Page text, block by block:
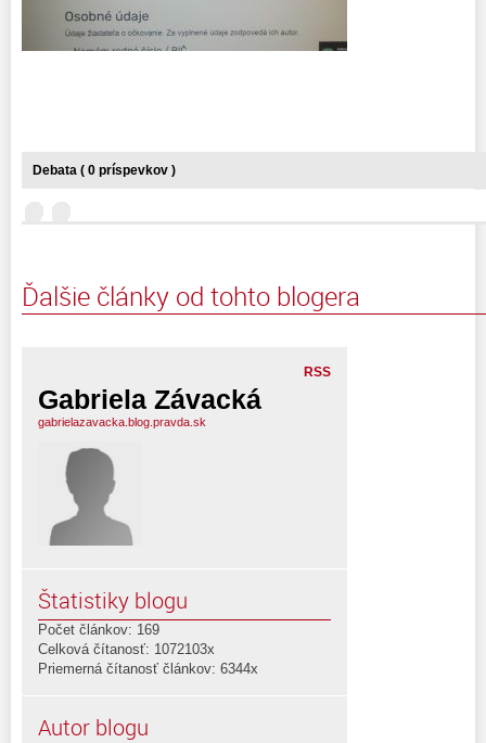
Debata ( 0 príspevkov )
Ďalšie články od tohto blogera
RSS
Gabriela Závacká
gabrielazavacka.blog.pravda.sk
Štatistiky blogu
Počet článkov: 169
Celková čítanosť: 1072103x
Priemerná čítanosť článkov: 6344x
Autor blogu